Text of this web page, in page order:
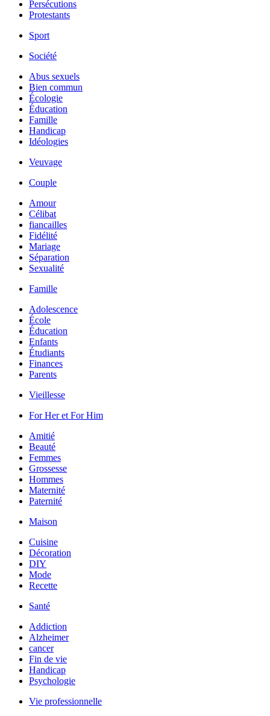
Persécutions
Protestants
Sport
Société
Abus sexuels
Bien commun
Écologie
Éducation
Famille
Handicap
Idéologies
Veuvage
Couple
Amour
Célibat
fiancailles
Fidélité
Mariage
Séparation
Sexualité
Famille
Adolescence
École
Éducation
Enfants
Étudiants
Finances
Parents
Vieillesse
For Her et For Him
Amitié
Beauté
Femmes
Grossesse
Hommes
Maternité
Paternité
Maison
Cuisine
Décoration
DIY
Mode
Recette
Santé
Addiction
Alzheimer
cancer
Fin de vie
Handicap
Psychologie
Vie professionnelle